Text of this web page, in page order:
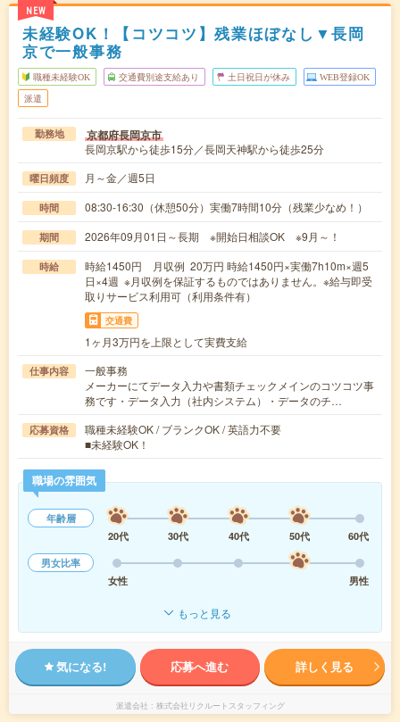
NEW
未経験OK！【コツコツ】残業ほぼなし▼長岡
京で一般事務
職種未経験OK 交通費別途支給あり 土日祝日が休み WEB登録OK
派遣
勤務地 京都府長岡京市
長岡京駅から徒歩15分／長岡天神駅から徒歩25分
曜日頻度 月～金／週5日
時間 08:30-16:30（休憩50分）実働7時間10分（残業少なめ！）
期間 2026年09月01日～長期 ※開始日相談OK ※9月～！
時給
時給1450円 月収例 20万円 時給1450円×実働7h10m×週5
日×4週 ※月収例を保証するものではありません。※給与即受
取りサービス利用可（利用条件有）
交通費
1ヶ月3万円を上限として実費支給
仕事内容
一般事務
メーカーにてデータ入力や書類チェックメインのコツコツ事
務です・データ入力（社内システム）・データのチ…
応募資格
職種未経験OK / ブランクOK / 英語力不要
■未経験OK！
職場の雰囲気
年齢層
20代
30代 40代 50代
60代
男女比率
女性
男性
もっと見る
気になる! 応募へ進む 詳しく見る
派遣会社 株式会社リクルートスタッフィング